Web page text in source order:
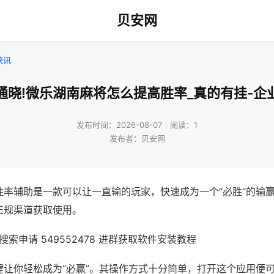
贝安网
讯
晓!微乐湖南麻将怎么提高胜率_真的有挂-企
发布时间：2026-08-07｜阅读：1
发布者：贝安网
辅助是一款可以让一直输的玩家，快速成为一个“必胜”的输
渠道获取使用。
索申请 549552478 进群获取软件安装教程
你轻松成为“必赢”。其操作方式十分简单，打开这个应用便